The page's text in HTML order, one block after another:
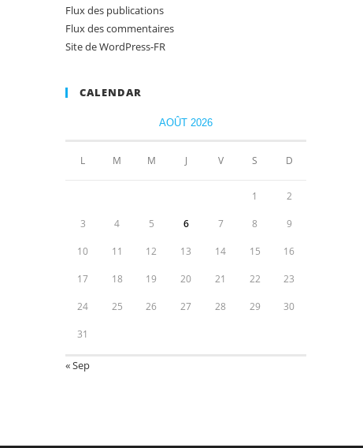
Flux des publications
Flux des commentaires
Site de WordPress-FR
CALENDAR
AOÛT 2026
L M M J V S D
1 2
3 4 5 6 7 8 9
10 11 12 13 14 15 16
17 18 19 20 21 22 23
24 25 26 27 28 29 30
31
« Sep